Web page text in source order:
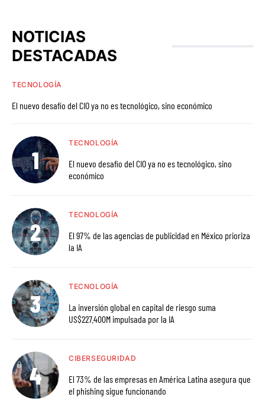
NOTICIAS
DESTACADAS
TECNOLOGÍA
El nuevo desafío del CIO ya no es tecnológico, sino económico
TECNOLOGÍA
El nuevo desafío del CIO ya no es tecnológico, sino
económico
TECNOLOGÍA
El 97% de las agencias de publicidad en México prioriza
la IA
TECNOLOGÍA
La inversión global en capital de riesgo suma
US$227.400M impulsada por la IA
CIBERSEGURIDAD
El 73% de las empresas en América Latina asegura que
el phishing sigue funcionando